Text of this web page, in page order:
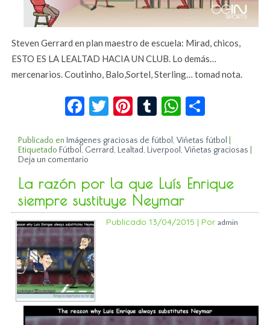
Steven Gerrard en plan maestro de escuela: Mirad, chicos,
ESTO ES LA LEALTAD HACIA UN CLUB. Lo demás…
mercenarios. Coutinho, Balo,Sortel, Sterling… tomad nota.
Facebook
Twitter
Pinterest
TumblrWhatsApp
Publicado en Imágenes graciosas de fútbol,Viñetas fútbol
Etiquetado Fútbol, Gerrard, Lealtad, Liverpool,Viñetas graciosas
Deja un comentario
La razón por la que Luís Enrique
siempre sustituye Neymar
Publicado 13/04/2015 | Por admin